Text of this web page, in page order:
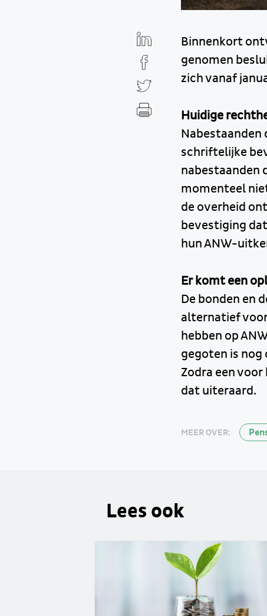
Binnenkort
genomen
zich vanaf
Huidige
Nabestaanden
schriftelijke
nabestaanden
momenteel
de overheid
bevestiging
hun ANW-
Er komt een
De bonden en
alternatief
hebben op
gegoten is nog
Zodra een
dat uiteraard.
MEER OVER:
Lees ook